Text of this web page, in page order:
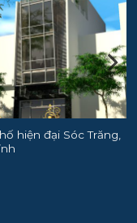
thiết kế nhà phố đẹp
Quận 7, TP.HCM